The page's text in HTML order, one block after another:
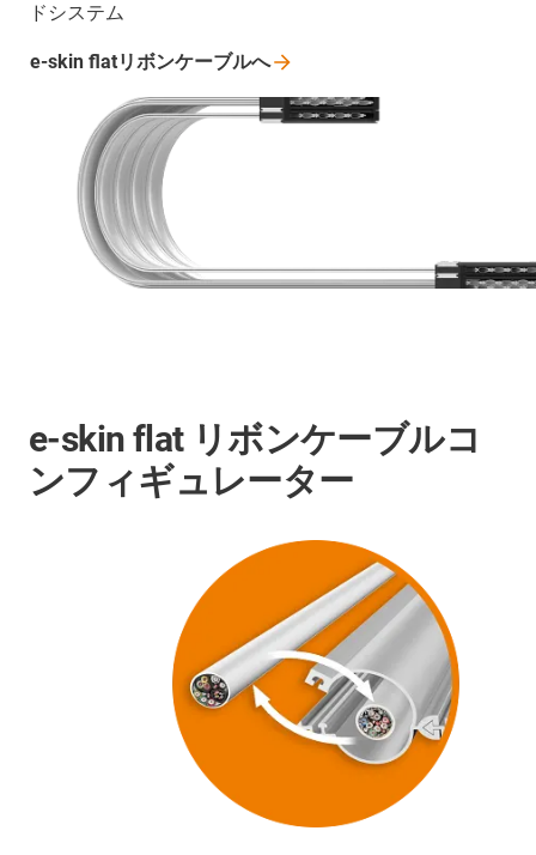
ドシステム
e-skin flatリボンケーブルへ
e-skin flat リボンケーブルコ
ンフィギュレーター